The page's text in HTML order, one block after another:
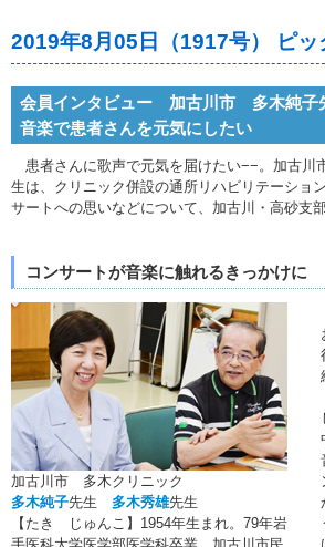
2019年8月05日（1917号） ピッ
会員インタビュー 加古川市 多木純子
音楽で患者さんを元気にしたい
患者さんに歌声で元気を届けたい−−。加古川
生は、クリニック併設の通所リハビリテーショ
サートへの思いなどについて、加古川・高砂支
コンサートが音楽に触れるきっかけに
加古川市 多木クリニック
多木純子先生 多木秀雄先生
【たき じゅんこ】1954年生まれ。79年岩